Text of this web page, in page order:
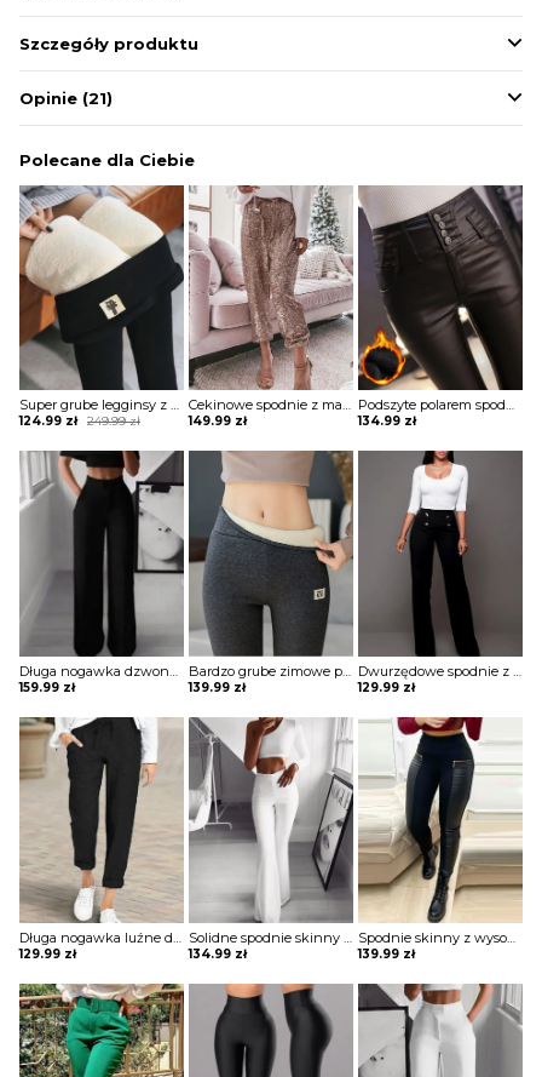
Szczegóły produktu
Opinie (21)
Polecane dla Ciebie
Super grube legginsy z nadrukiem kota spodnie Naldina
249.99zł
Original
was:
249.99 zł.
124.99 zł
Current
is:
124.99 zł.
Cekinowe spodnie z mankietami i cekinami szorty Emmelie
149.99 zł
Podszyte polarem spodnie ze skóry pu z guzikami Aja
134.99 zł
Długa nogawka dzwony szerokie luźne jednolite wysoki stan bez wzoru pas eleganckie casual spodnie Golda
159.99 zł
Bardzo grube zimowe polarowe legginsy z wysokim stanem spodnie Armgard
139.99 zł
Dwurzędowe spodnie z wysokim stanem i szerokimi nogawkami szorty Csenge
129.99 zł
Długa nogawka luźne dresowe wiązane jednolite wygodne ściągacz casual spodnie Darcie
129.99 zł
Solidne spodnie skinny z wysokim stanem szorty Katha
134.99 zł
Spodnie skinny z wysokim stanem i zamkiem błyskawicznym ze skóry pu Aubry
139.99 zł